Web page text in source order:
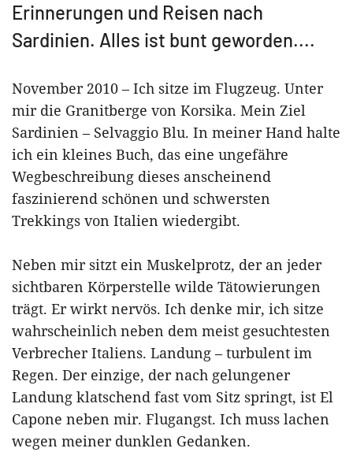
Erinnerungen und Reisen nach
Sardinien. Alles ist bunt geworden....
November 2010 – Ich sitze im Flugzeug. Unter
mir die Granitberge von Korsika. Mein Ziel
Sardinien – Selvaggio Blu. In meiner Hand halte
ich ein kleines Buch, das eine ungefähre
Wegbeschreibung dieses anscheinend
faszinierend schönen und schwersten
Trekkings von Italien wiedergibt.
Neben mir sitzt ein Muskelprotz, der an jeder
sichtbaren Körperstelle wilde Tätowierungen
trägt. Er wirkt nervös. Ich denke mir, ich sitze
wahrscheinlich neben dem meist gesuchtesten
Verbrecher Italiens. Landung – turbulent im
Regen. Der einzige, der nach gelungener
Landung klatschend fast vom Sitz springt, ist El
Capone neben mir. Flugangst. Ich muss lachen
wegen meiner dunklen Gedanken.